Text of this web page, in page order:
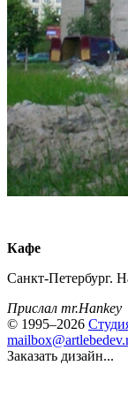
Кафе
Санкт-Петербург.
Прислал mr.Hankey
© 1995–2026
Заказать дизайн...